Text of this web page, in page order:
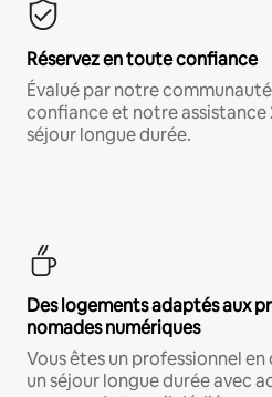
Réservez en toute confiance
Évalué par notre
confiance et notre
séjour longue durée.
Des logements adaptés aux
nomades numériques
Vous êtes un professionnel
un séjour longue durée avec